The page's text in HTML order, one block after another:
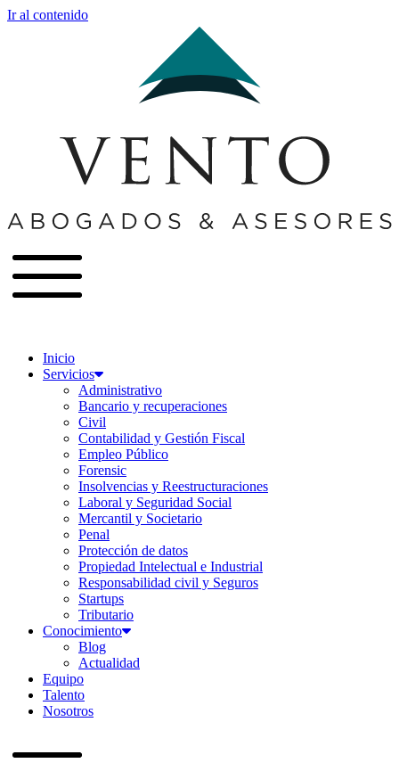
Ir al contenido
Inicio
Servicios
Administrativo
Bancario y recuperaciones
Civil
Contabilidad y Gestión Fiscal
Empleo Público
Forensic
Insolvencias y Reestructuraciones
Laboral y Seguridad Social
Mercantil y Societario
Penal
Protección de datos
Propiedad Intelectual e Industrial
Responsabilidad civil y Seguros
Startups
Tributario
Conocimiento
Blog
Actualidad
Equipo
Talento
Nosotros